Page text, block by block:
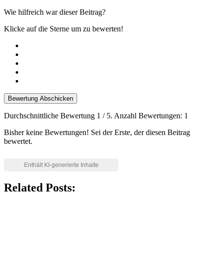
Wie hilfreich war dieser Beitrag?
Klicke auf die Sterne um zu bewerten!
Bewertung Abschicken
Durchschnittliche Bewertung 1 / 5. Anzahl Bewertungen: 1
Bisher keine Bewertungen! Sei der Erste, der diesen Beitrag
bewertet.
Related Posts: